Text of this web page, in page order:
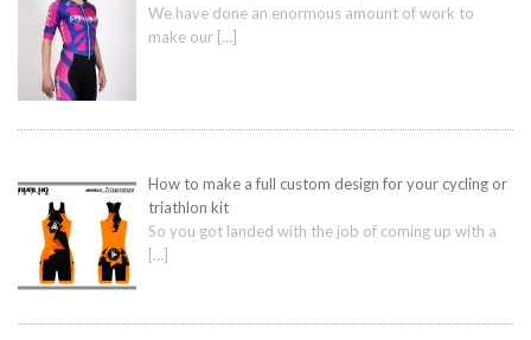
We have done an enormous amount of work to
make our […]
How to make a full custom design for your cycling or
triathlon kit
So you got landed with the job of coming up with a
[…]